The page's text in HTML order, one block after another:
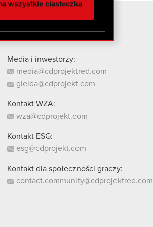
innymi danymi
z naszej witryny,
wszystkie ciasteczka
Media i inwestorzy:
media@cdprojektred.com
gielda@cdprojekt.com
Kontakt WZA:
wza@cdprojekt.com
Kontakt ESG:
esg@cdprojekt.com
Kontakt dla społeczności graczy:
contact.community@cdprojektred.com